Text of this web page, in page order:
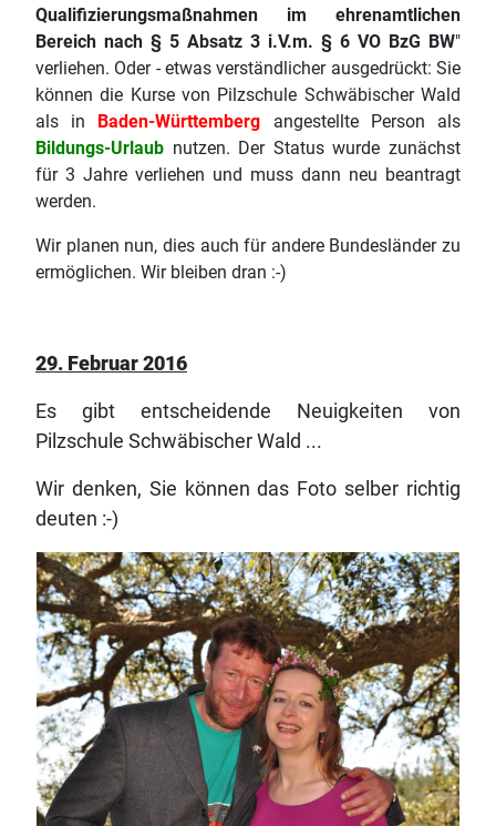
Qualifizierungsmaßnahmen im ehrenamtlichen
Bereich nach § 5 Absatz 3 i.V.m. § 6 VO BzG BW"
verliehen. Oder - etwas verständlicher ausgedrückt: Sie
können die Kurse von Pilzschule Schwäbischer Wald
als in Baden-Württemberg
angestellte Person als
Bildungs-Urlaub nutzen. Der Status wurde zunächst
für 3 Jahre verliehen und muss dann neu beantragt
werden.
Wir planen nun, dies auch für andere Bundesländer zu
ermöglichen. Wir bleiben dran :-)
29. Februar 2016
Es gibt entscheidende Neuigkeiten von
Pilzschule Schwäbischer Wald ...
Wir denken, Sie können das Foto selber richtig
deuten :-)